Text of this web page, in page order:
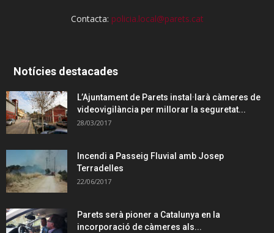
Contacta: policia.local@parets.cat
Notícies destacades
L’Ajuntament de Parets instal·larà càmeres de
videovigilància per millorar la seguretat...
28/03/2017
Incendi a Passeig Fluvial amb Josep
Terradelles
22/06/2017
Parets serà pioner a Catalunya en la
incorporació de càmeres als...